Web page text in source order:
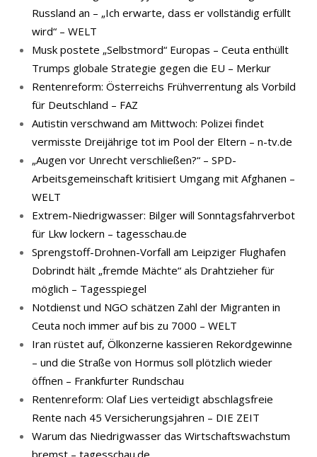
Russland an – „Ich erwarte, dass er vollständig erfüllt
wird“ – WELT
Musk postete „Selbstmord“ Europas – Ceuta enthüllt
Trumps globale Strategie gegen die EU – Merkur
Rentenreform: Österreichs Frühverrentung als Vorbild
für Deutschland – FAZ
Autistin verschwand am Mittwoch: Polizei findet
vermisste Dreijährige tot im Pool der Eltern – n-tv.de
„Augen vor Unrecht verschließen?“ – SPD-
Arbeitsgemeinschaft kritisiert Umgang mit Afghanen –
WELT
Extrem-Niedrigwasser: Bilger will Sonntagsfahrverbot
für Lkw lockern – tagesschau.de
Sprengstoff-Drohnen-Vorfall am Leipziger Flughafen
Dobrindt hält „fremde Mächte“ als Drahtzieher für
möglich – Tagesspiegel
Notdienst und NGO schätzen Zahl der Migranten in
Ceuta noch immer auf bis zu 7000 – WELT
Iran rüstet auf, Ölkonzerne kassieren Rekordgewinne
– und die Straße von Hormus soll plötzlich wieder
öffnen – Frankfurter Rundschau
Rentenreform: Olaf Lies verteidigt abschlagsfreie
Rente nach 45 Versicherungsjahren – DIE ZEIT
Warum das Niedrigwasser das Wirtschaftswachstum
bremst – tagesschau.de